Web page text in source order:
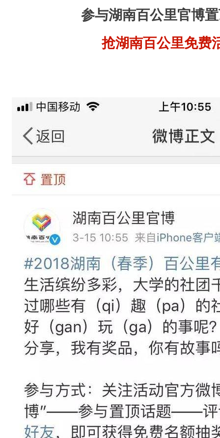
参与湖南百公里官博
抢湖南百公里免费